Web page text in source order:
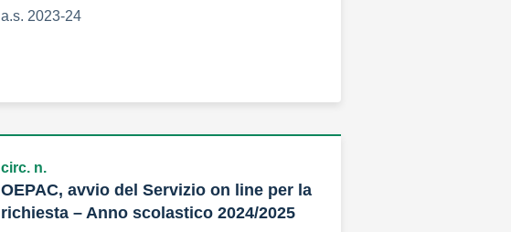
a.s. 2023-24
circ. n.
OEPAC, avvio del Servizio on line per la
richiesta – Anno scolastico 2024/2025